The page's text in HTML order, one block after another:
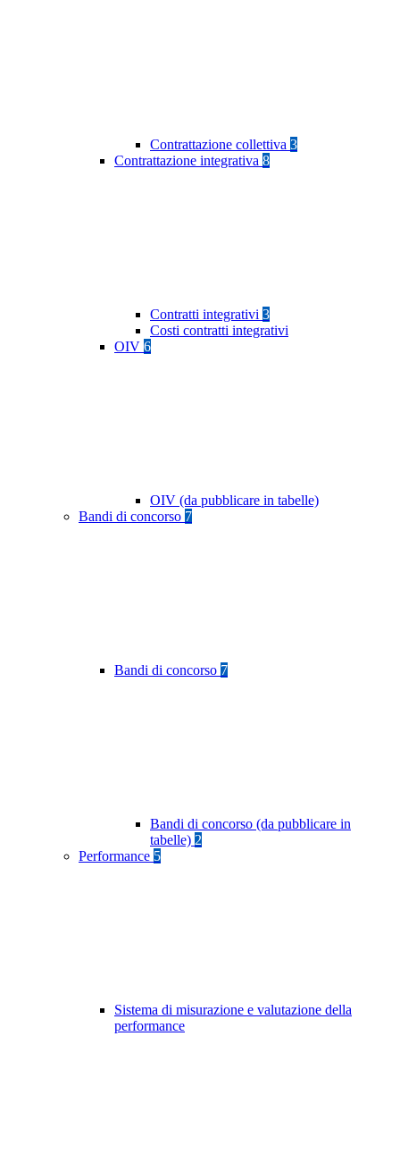
Contrattazione collettiva 3
Contrattazione integrativa 8
Contratti integrativi 3
Costi contratti integrativi
OIV 6
OIV (da pubblicare in tabelle)
Bandi di concorso 7
Bandi di concorso 7
Bandi di concorso (da pubblicare in
tabelle) 2
Performance 5
Sistema di misurazione e valutazione della
performance